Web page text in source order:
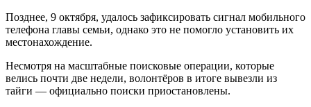
Позднее, 9 октября, удалось зафиксировать сигнал мобильного
телефона главы семьи, однако это не помогло установить их
местонахождение.
Несмотря на масштабные поисковые операции, которые
велись почти две недели, волонтёров в итоге вывезли из
тайги — официально поиски приостановлены.